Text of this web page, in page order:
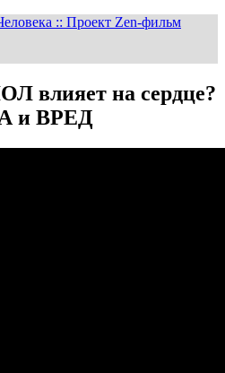
:: Проект Zen-фильм
влияет на сердце?
и ВРЕД